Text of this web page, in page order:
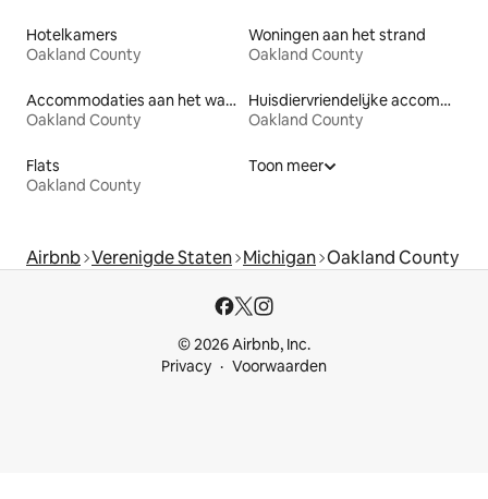
Hotelkamers
Oakland County
Woningen aan het strand
Oakland County
Accommodaties aan het water
Oakland County
Huisdiervriendelijke accommodaties
Oakland County
Flats
Oakland County
Toon meer
Airbnb Verenigde Staten Michigan Oakland County
© 2026 Airbnb, Inc.
Privacy
Voorwaarden